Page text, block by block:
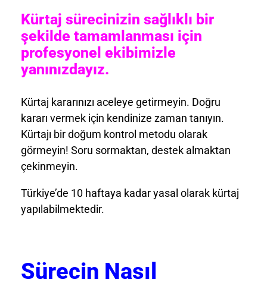
Kürtaj sürecinizin sağlıklı bir
şekilde tamamlanması için
profesyonel ekibimizle
yanınızdayız.
Kürtaj kararınızı aceleye getirmeyin. Doğru
kararı vermek için kendinize zaman tanıyın.
Kürtajı bir doğum kontrol metodu olarak
görmeyin! Soru sormaktan, destek almaktan
çekinmeyin.
Türkiye’de 10 haftaya kadar yasal olarak kürtaj
yapılabilmektedir.
Sürecin Nasıl